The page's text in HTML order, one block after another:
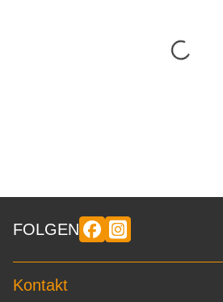
FOLGEN
Kontakt